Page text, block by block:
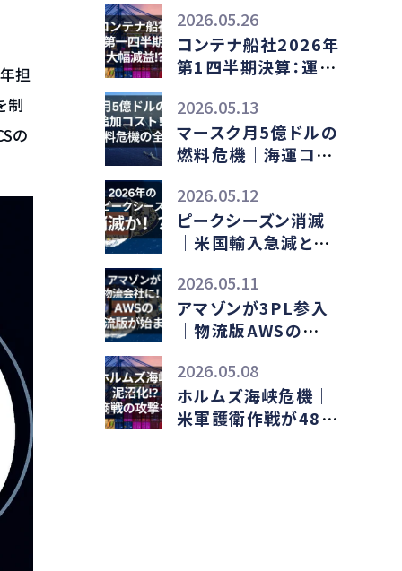
担
制
の
2026.05.26
コンテナ船社2026年
第1四半期決算：運賃
のダブルパンチ
2026.05.13
マースク月5億ドルの
燃料危機｜海運コス
2026.05.12
ピークシーズン消滅
｜米国輸入急減とイ
2026.05.11
アマゾンが3PL参入
｜物流版AWSの
2026.05.08
ホルムズ海峡危機｜
米軍護衛作戦が48時